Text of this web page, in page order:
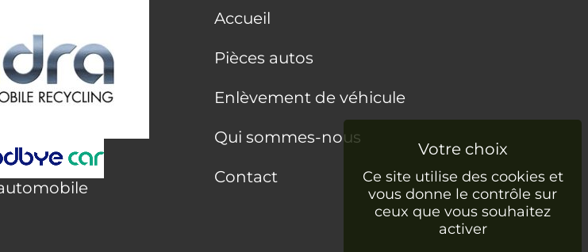
Accueil
Pièces autos
Enlèvement de véhicule
Qui sommes-nous
Contact
Ce site utilise des cookies et
vous donne le contrôle sur
ceux que vous souhaitez
activer